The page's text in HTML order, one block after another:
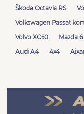
Škoda Octavia RS
Volkswagen Passat
Volvo XC60
Mazda
Audi A4
4x4